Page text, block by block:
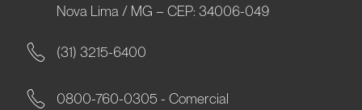
Nova Lima / MG – CEP: 34006-049
(31) 3215-6400
0800-760-0305 - Comercial